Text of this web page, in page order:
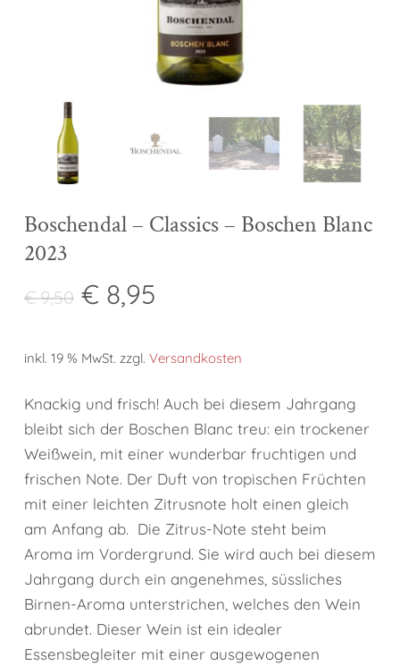
Boschendal – Classics – Boschen Blanc
2023
€9,50 Ursprünglicher
war:
€ 9,50
€ 8,95Aktueller
ist:
€ 8,95.
inkl. 19 % MwSt. zzgl. Versandkosten
Knackig und frisch! Auch bei diesem Jahrgang
bleibt sich der Boschen Blanc treu: ein trockener
Weißwein, mit einer wunderbar fruchtigen und
frischen Note. Der Duft von tropischen Früchten
mit einer leichten Zitrusnote holt einen gleich
am Anfang ab. Die Zitrus-Note steht beim
Aroma im Vordergrund. Sie wird auch bei diesem
Jahrgang durch ein angenehmes, süssliches
Birnen-Aroma unterstrichen, welches den Wein
abrundet. Dieser Wein ist ein idealer
Essensbegleiter mit einer ausgewogenen